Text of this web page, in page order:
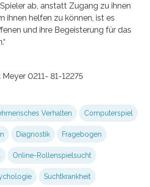
ab, anstatt Zugang zu ihnen
ihnen helfen zu können, ist es
und ihre Begeisterung für das
0211- 81-12275
Verhalten Computerspiel
Diagnostik Fragebogen
Online-Rollenspielsucht
Suchtkrankheit